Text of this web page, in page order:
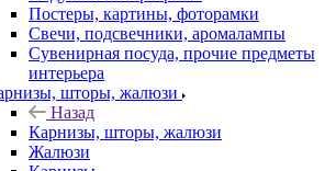
Постеры, картины, фоторамки
Свечи, подсвечники, аромалампы
Сувенирная посуда, прочие предметы
интерьера
шторы, жалюзи
Назад
Карнизы, шторы, жалюзи
Жалюзи